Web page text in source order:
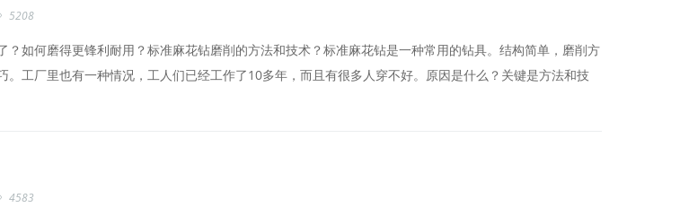
5208
？如何磨得更锋利耐用？标准麻花钻磨削的方法和技术？标准麻花钻是一种常用的钻具。结构简单，磨削方
。工厂里也有一种情况，工人们已经工作了10多年，而且有很多人穿不好。原因是什么？关键是方法和技
4583